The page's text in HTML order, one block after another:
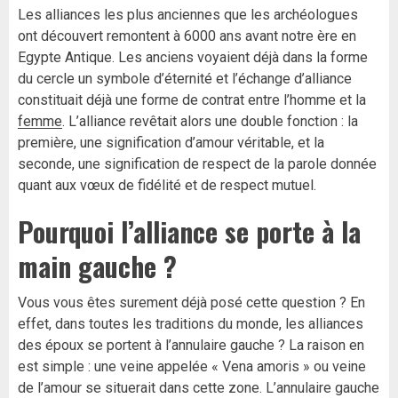
Les alliances les plus anciennes que les archéologues
ont découvert remontent à 6000 ans avant notre ère en
Egypte Antique. Les anciens voyaient déjà dans la forme
du cercle un symbole d’éternité et l’échange d’alliance
constituait déjà une forme de contrat entre l’homme et la
femme. L’alliance revêtait alors une double fonction : la
première, une signification d’amour véritable, et la
seconde, une signification de respect de la parole donnée
quant aux vœux de fidélité et de respect mutuel.
Pourquoi l’alliance se porte à la
main gauche ?
Vous vous êtes surement déjà posé cette question ? En
effet, dans toutes les traditions du monde, les alliances
des époux se portent à l’annulaire gauche ? La raison en
est simple : une veine appelée « Vena amoris » ou veine
de l’amour se situerait dans cette zone. L’annulaire gauche